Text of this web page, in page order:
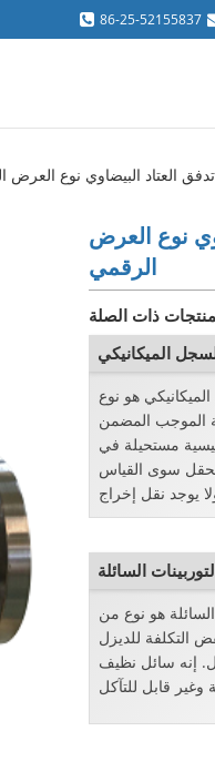
86-25-52155837
العتاد البيضاوي نوع العرض
نوع العرض
الرقمي
ذات الصلة
الميكانيكي
هو نوع
الموجب المضمن
مستحيلة في
سوى القياس
السائلة
هو نوع من
التكلفة للديزل
إنه سائل نظيف